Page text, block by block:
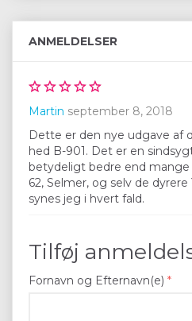
ANMELDELSER
Martin september 8, 2018
Dette er den nye udgave af
hed B-901. Det er en
betydeligt bedre end mange
62, Selmer, og selv de
synes jeg i hvert fald.
Tilføj
Fornavn og Efternavn(e)